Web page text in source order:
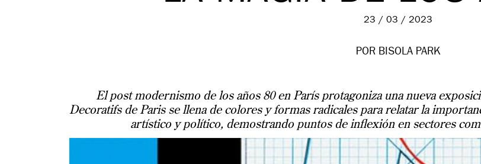
23 / 03 / 2023
POR BISOLA PARK
El post modernismo de los años 80 en París protagoniza una nueva
Decoratifs de Paris se llena de colores y formas radicales para relatar la
artístico y político, demostrando puntos de inflexión en sectores